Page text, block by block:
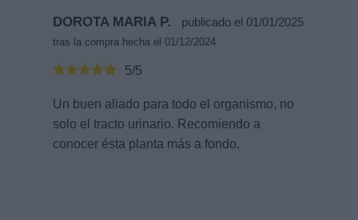
DOROTA MARIA P. publicado el 01/01/2025
tras la compra hecha el 01/12/2024
5/5
Un buen aliado para todo el organismo, no
solo el tracto urinario. Recomiendo a
conocer ésta planta más a fondo.